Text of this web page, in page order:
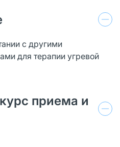
с другими
для терапии угревой
приема и